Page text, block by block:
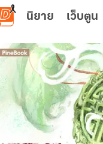
นิยาย เว็บตูน